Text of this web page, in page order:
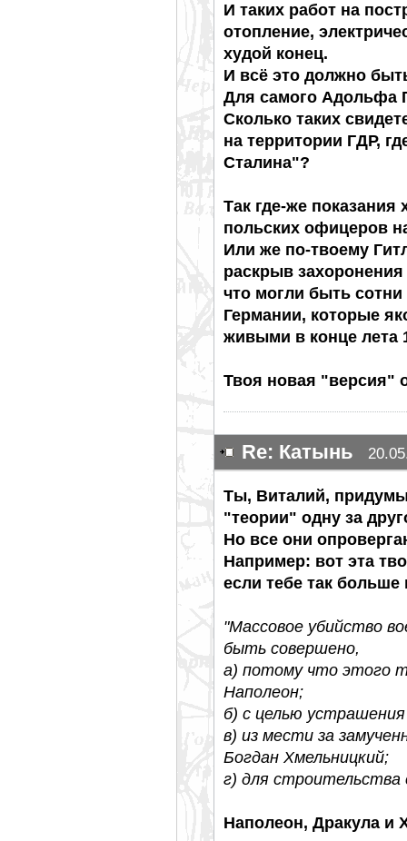
И таких работ на
отопление,
худой конец.
И всё это должно
Для самого Адольфа
Сколько таких
на территории ГДР,
Сталина"?
Так где-же показания
польских офицеров
Или же по-твоему
раскрыв
что могли быть
Германии, которые
живыми в конце лета
Твоя новая "версия"
Re: Катынь
Ты, Виталий,
"теории" одну за
Но все они
Например: вот эта
если тебе так больше
"Массовое убийство
быть совершено,
а) потому что этого
Наполеон;
б) с целью
в) из мести за
Богдан Хмельницкий;
г) для строительства
Наполеон, Дракула и